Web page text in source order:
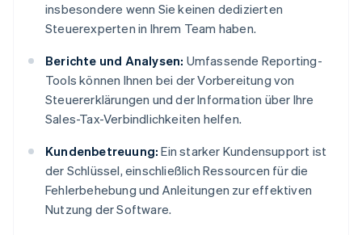
insbesondere wenn Sie keinen dedizierten
Steuerexperten in Ihrem Team haben.
Berichte und Analysen: Umfassende Reporting-
Tools können Ihnen bei der Vorbereitung von
Steuererklärungen und der Information über Ihre
Sales-Tax-Verbindlichkeiten helfen.
Kundenbetreuung: Ein starker Kundensupport ist
der Schlüssel, einschließlich Ressourcen für die
Fehlerbehebung und Anleitungen zur effektiven
Nutzung der Software.